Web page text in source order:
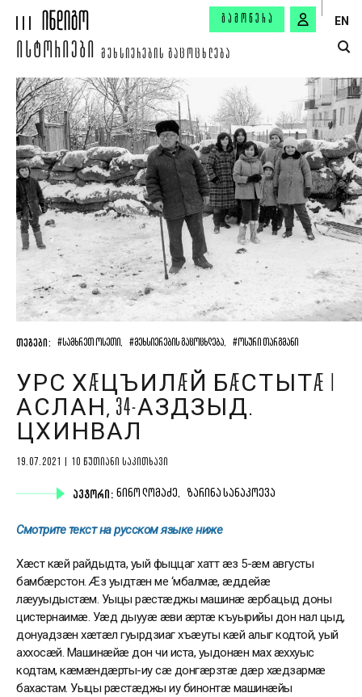
ᲒᲐᲛᲝᲬᲔᲠᲐ EN
ᲘᲡᲢᲝᲠᲘᲔᲑᲘ ᲛᲔᲮᲡᲘᲔᲠᲔᲑᲘᲡ ᲒᲐᲪᲝᲪᲮᲚᲔᲑᲐ
ᲗᲔᲒᲔᲑᲘ: #ᲡᲐᲛᲮᲠᲔᲗ ᲝᲡᲔᲗᲘ, #ᲛᲔᲮᲡᲘᲔᲠᲔᲑᲘᲡ ᲒᲐᲪᲝᲪᲮᲚᲔᲑᲐ, #ᲝᲡᲣᲠᲘ ᲗᲐᲠᲒᲛᲐᲜᲘ
УРС ХÆЦЪИЛÆЙ БÆСТЫТÆ |
АСЛАН, 34-АЗДЗЫД.
ЦХИНВАЛ
19.07.2021 | 10 ᲬᲣᲗᲘᲐᲜᲘ ᲡᲐᲙᲘᲗᲮᲐᲕᲘ
ᲐᲕᲢᲝᲠᲘ: ᲜᲘᲜᲝ ᲚᲝᲛᲐᲫᲔ, ᲖᲐᲠᲘᲜᲐ ᲡᲐᲜᲐᲙᲝᲔᲕᲐ
Смотрите текст на русском языке ниже
Хæст кæй райдыдта, уый фыццаг хатт æз 5-æм августы
бамбæрстон. Æз уыдтæн ме ‘мбалмæ, æддейæ
лæууыдыстæм. Уыцы рæстæджы машинæ æрбацыд доны
цистернаимæ. Уæд дыууæ æви æртæ къуырийы дон нал цыд,
донуадзæн хæтæл гуырдзиаг хъæуты кæй алыг кодтой, уый
аххосæй. Машинæйæ дон чи иста, уыдонæн мах æххуыс
кодтам, кæмæндæрты-иу сæ донгæрзтæ дæр хæдзармæ
бахастам. Уыцы рæстæджы иу бинонтæ машинæйы